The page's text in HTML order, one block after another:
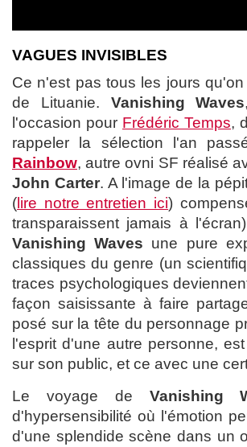
VAGUES INVISIBLES
Ce n'est pas tous les jours
de Lituanie. Vanishing Waves
l'occasion pour Frédéric Temps,
rappeler la sélection l'an
Rainbow, autre ovni SF réalisé
John Carter. A l'image de la
( lire notre entretien ici)
transparaissent jamais à
Vanishing Waves une pure
classiques du genre (un
traces psychologiques
façon saisissante à faire
posé sur la tête du personnage
l'esprit d'une autre personne,
sur son public, et ce avec une
Le voyage de Vanishing
d'hypersensibilité où l'émotion
d'une splendide scène dans un